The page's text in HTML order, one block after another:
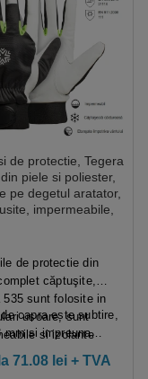
de protectie, Tegera
piele si poliester,
pe degetul aratator,
impermeabile,
de protectie din
căptuşite,
535 sunt folosite in
usoare, sunt
si izolante
frigului si vantului.
capra este subtire,
mm si impreuna…
71.08 lei + TVA